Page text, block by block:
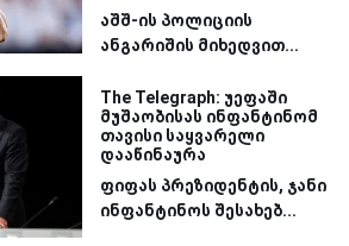
აშშ-ის პოლიციის
ანგარიშის მიხედვით...
The Telegraph: უეფაში
მუშაობისას ინფანტინომ
თავისი საყვარელი
დააწინაურა
ფიფას პრეზიდენტის, ჯანი
ინფანტინოს შესახებ...